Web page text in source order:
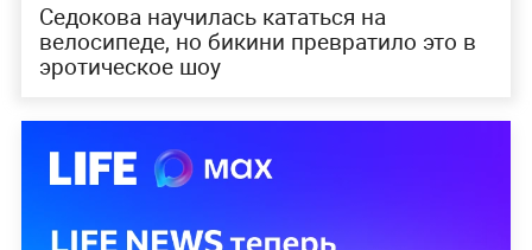
Седокова научилась кататься на
велосипеде, но бикини превратило это в
эротическое шоу